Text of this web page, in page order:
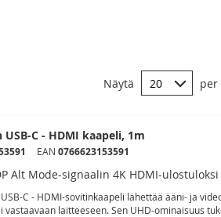
Näytä per
C - HDMI kaapeli, 1m
EAN 0766623153591
Alt Mode-signaalin 4K HDMI-ulostuloksi
C - HDMI-sovitinkaapeli lähettää ääni- ja
vastaavaan laitteeseen. Sen UHD-ominaisuus